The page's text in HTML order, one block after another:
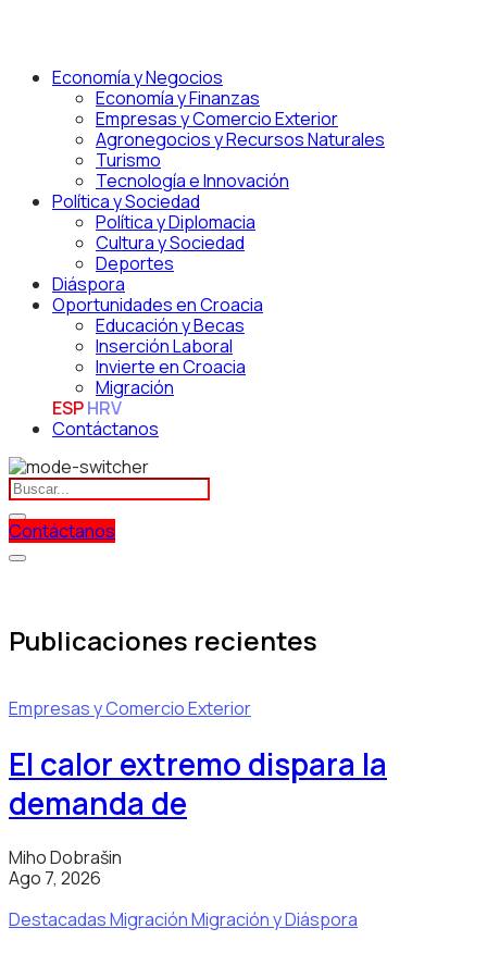
Economía y Negocios
Economía y Finanzas
Empresas y Comercio Exterior
Agronegocios y Recursos Naturales
Turismo
Tecnología e Innovación
Política y Sociedad
Política y Diplomacia
Cultura y Sociedad
Deportes
Diáspora
Oportunidades en Croacia
Educación y Becas
Inserción Laboral
Invierte en Croacia
Migración
ESPHRV
Contáctanos
Contáctanos
Publicaciones recientes
Empresas y Comercio Exterior
El calor extremo dispara la
demanda de
Miho Dobrašin
Ago 7, 2026
DestacadasMigraciónMigración y Diáspora